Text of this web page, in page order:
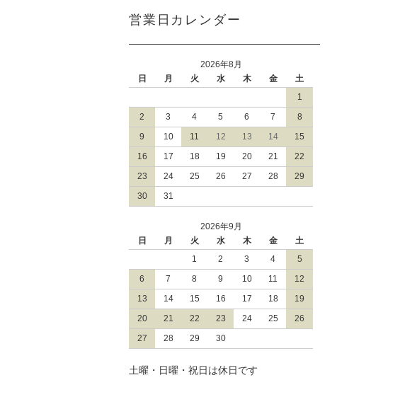
営業日カレンダー
2026年8月
日
月 火 水 木 金
土
1
2
3 4 5 6 7
8
9
10 11 12 13 14
15
16
17 18 19 20 21
22
23
24 25 26 27 28
29
30
31
2026年9月
日
月 火 水 木 金
土
1
2 3 4
5
6
7 8 9 10 11
12
13
14 15 16 17 18
19
20
21 22 23 24 25
26
27
28 29 30
土曜・日曜・祝日は休日です